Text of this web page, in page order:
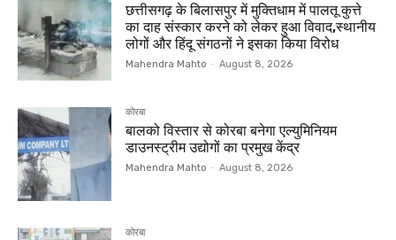
छत्तीसगढ़ के बिलासपुर में मुक्तिधाम में पालतू कुत्ते
का दाह संस्कार करने को लेकर हुआ विवाद,स्थानीय
लोगों और हिंदू संगठनों ने इसका किया विरोध
Mahendra Mahto - August 8, 2026
कोरबा
बालको विस्तार से कोरबा बनेगा एल्युमिनियम
डाउनस्ट्रीम उद्योगों का प्रमुख केंद्र
Mahendra Mahto - August 8, 2026
कोरबा